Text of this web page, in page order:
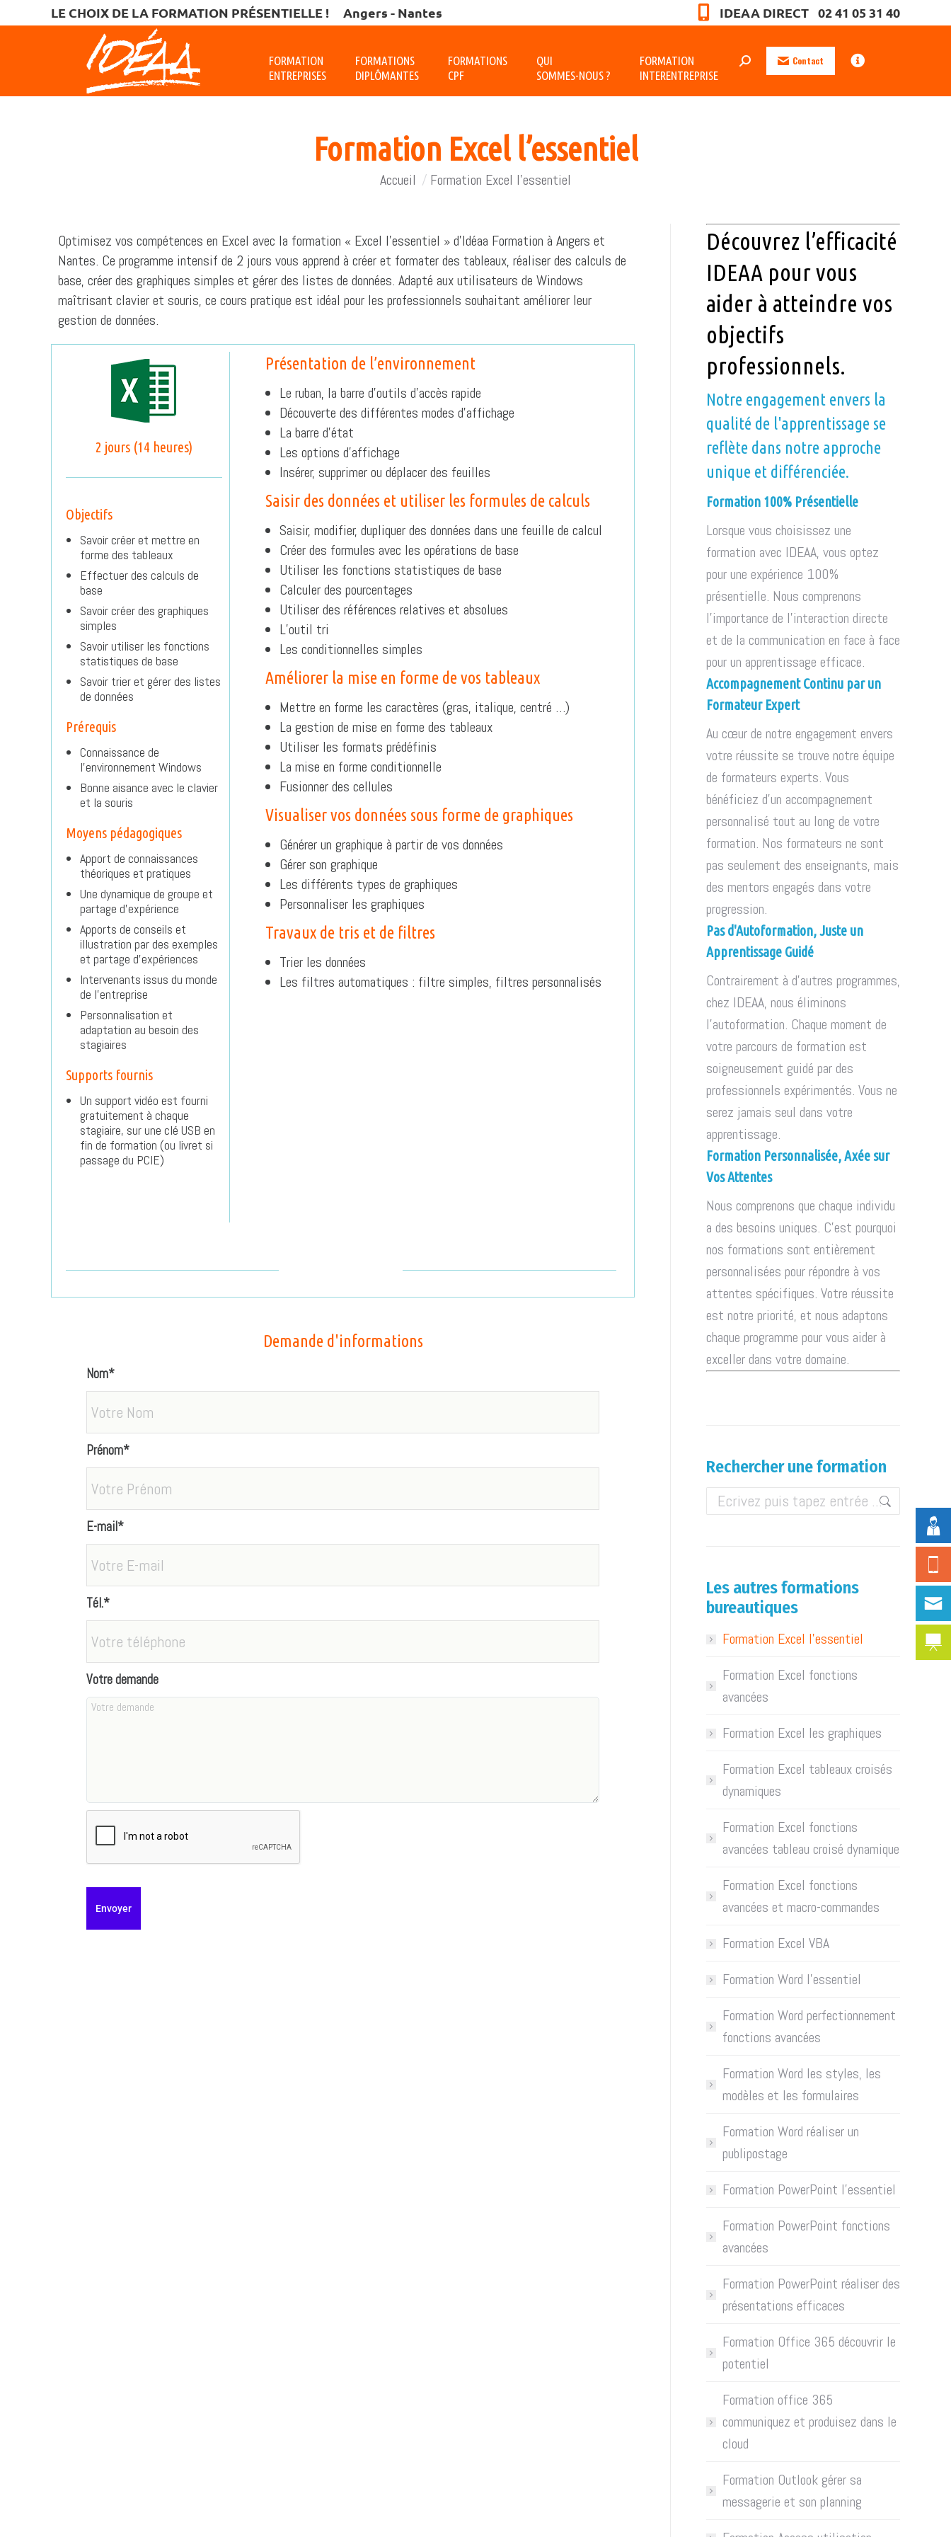
LE CHOIX DE LA FORMATION PRÉSENTIELLE ! Angers - Nantes IDEAA DIRECT 02 41 05 31 40
FORMATION
ENTREPRISES
FORMATIONS
DIPLÔMANTES
FORMATIONS
CPF
QUI
SOMMES-NOUS ?
FORMATION
INTERENTREPRISE
Contact
Formation Excel l’essentiel
Vous êtes ici :
Accueil Formation Excel l’essentiel
Optimisez vos compétences en Excel avec la formation « Excel l’essentiel » d’Idéaa Formation à Angers et
Nantes. Ce programme intensif de 2 jours vous apprend à créer et formater des tableaux, réaliser des calculs de
base, créer des graphiques simples et gérer des listes de données. Adapté aux utilisateurs de Windows
maîtrisant clavier et souris, ce cours pratique est idéal pour les professionnels souhaitant améliorer leur
gestion de données.
2 jours (14 heures)
Objectifs
Savoir créer et mettre en
forme des tableaux
Effectuer des calculs de
base
Savoir créer des graphiques
simples
Savoir utiliser les fonctions
statistiques de base
Savoir trier et gérer des listes
de données
Prérequis
Connaissance de
l’environnement Windows
Bonne aisance avec le clavier
et la souris
Moyens pédagogiques
Apport de connaissances
théoriques et pratiques
Une dynamique de groupe et
partage d’expérience
Apports de conseils et
illustration par des exemples
et partage d’expériences
Intervenants issus du monde
de l’entreprise
Personnalisation et
adaptation au besoin des
stagiaires
Supports fournis
Un support vidéo est fourni
gratuitement à chaque
stagiaire, sur une clé USB en
fin de formation (ou livret si
passage du PCIE)
Présentation de l’environnement
Le ruban, la barre d’outils d’accès rapide
Découverte des différentes modes d’affichage
La barre d’état
Les options d’affichage
Insérer, supprimer ou déplacer des feuilles
Saisir des données et utiliser les formules de calculs
Saisir, modifier, dupliquer des données dans une feuille de calcul
Créer des formules avec les opérations de base
Utiliser les fonctions statistiques de base
Calculer des pourcentages
Utiliser des références relatives et absolues
L’outil tri
Les conditionnelles simples
Améliorer la mise en forme de vos tableaux
Mettre en forme les caractères (gras, italique, centré …)
La gestion de mise en forme des tableaux
Utiliser les formats prédéfinis
La mise en forme conditionnelle
Fusionner des cellules
Visualiser vos données sous forme de graphiques
Générer un graphique à partir de vos données
Gérer son graphique
Les différents types de graphiques
Personnaliser les graphiques
Travaux de tris et de filtres
Trier les données
Les filtres automatiques : filtre simples, filtres personnalisés
Demande d'informations
Nom*
Prénom*
E-mail*
Tél.*
Votre demande
Découvrez l’efficacité
IDEAA pour vous
aider à atteindre vos
objectifs
professionnels.
Notre engagement envers la
qualité de l'apprentissage se
reflète dans notre approche
unique et différenciée.
Formation 100% Présentielle
Lorsque vous choisissez une
formation avec IDEAA, vous optez
pour une expérience 100%
présentielle. Nous comprenons
l'importance de l'interaction directe
et de la communication en face à face
pour un apprentissage efficace.
Accompagnement Continu par un
Formateur Expert
Au cœur de notre engagement envers
votre réussite se trouve notre équipe
de formateurs experts. Vous
bénéficiez d'un accompagnement
personnalisé tout au long de votre
formation. Nos formateurs ne sont
pas seulement des enseignants, mais
des mentors engagés dans votre
progression.
Pas d'Autoformation, Juste un
Apprentissage Guidé
Contrairement à d'autres programmes,
chez IDEAA, nous éliminons
l'autoformation. Chaque moment de
votre parcours de formation est
soigneusement guidé par des
professionnels expérimentés. Vous ne
serez jamais seul dans votre
apprentissage.
Formation Personnalisée, Axée sur
Vos Attentes
Nous comprenons que chaque individu
a des besoins uniques. C'est pourquoi
nos formations sont entièrement
personnalisées pour répondre à vos
attentes spécifiques. Votre réussite
est notre priorité, et nous adaptons
chaque programme pour vous aider à
exceller dans votre domaine.
Rechercher une formation
Les autres formations
bureautiques
Formation Excel l’essentiel
Formation Excel fonctions
avancées
Formation Excel les graphiques
Formation Excel tableaux croisés
dynamiques
Formation Excel fonctions
avancées tableau croisé dynamique
Formation Excel fonctions
avancées et macro-commandes
Formation Excel VBA
Formation Word l’essentiel
Formation Word perfectionnement
fonctions avancées
Formation Word les styles, les
modèles et les formulaires
Formation Word réaliser un
publipostage
Formation PowerPoint l’essentiel
Formation PowerPoint fonctions
avancées
Formation PowerPoint réaliser des
présentations efficaces
Formation Office 365 découvrir le
potentiel
Formation office 365
communiquez et produisez dans le
cloud
Formation Outlook gérer sa
messagerie et son planning